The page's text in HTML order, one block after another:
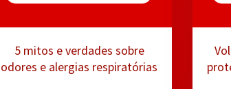
5 mitos e verdades sobre
odores e alergias respiratórias